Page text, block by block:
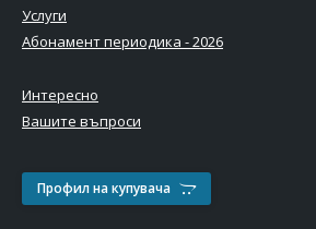
Услуги
Абонамент периодика - 2026
Интересно
Вашите въпроси
Профил на купувача